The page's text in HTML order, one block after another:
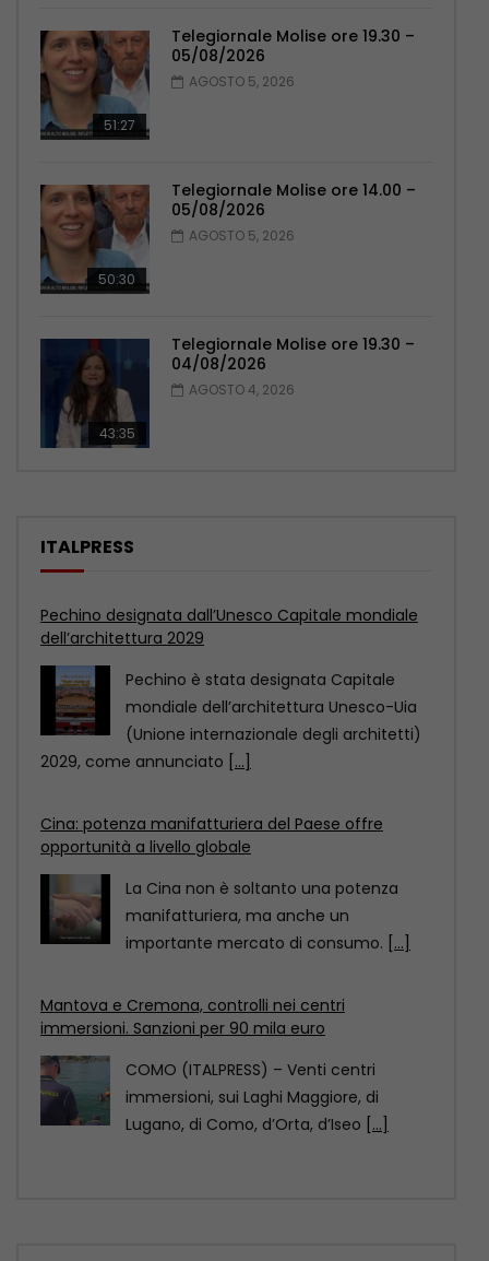
51:27
Telegiornale Molise ore 19.30 –
05/08/2026
AGOSTO 5, 2026
50:30
Telegiornale Molise ore 14.00 –
05/08/2026
AGOSTO 5, 2026
43:35
Telegiornale Molise ore 19.30 –
04/08/2026
AGOSTO 4, 2026
ITALPRESS
Pechino designata dall’Unesco Capitale mondiale
dell’architettura 2029
Pechino è stata designata Capitale
mondiale dell’architettura Unesco-Uia
(Unione internazionale degli architetti)
2029, come annunciato [...]
Cina: potenza manifatturiera del Paese offre
opportunità a livello globale
La Cina non è soltanto una potenza
manifatturiera, ma anche un
importante mercato di consumo. [...]
Mantova e Cremona, controlli nei centri
immersioni. Sanzioni per 90 mila euro
COMO (ITALPRESS) – Venti centri
immersioni, sui Laghi Maggiore, di
Lugano, di Como, d’Orta, d’Iseo [...]